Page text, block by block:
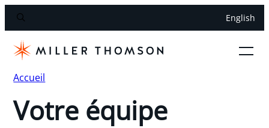
English
Accueil
Votre équipe